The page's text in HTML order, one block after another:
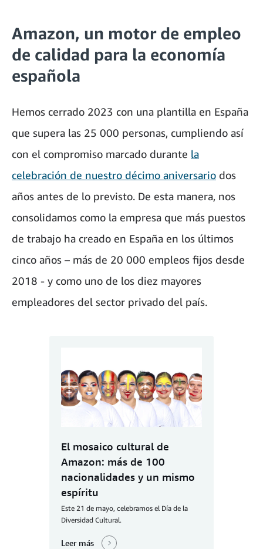
Amazon, un motor de empleo
de calidad para la economía
española
Hemos cerrado 2023 con una plantilla en España
que supera las 25 000 personas, cumpliendo así
con el compromiso marcado durante la
celebración de nuestro décimo aniversario dos
años antes de lo previsto. De esta manera, nos
consolidamos como la empresa que más puestos
de trabajo ha creado en España en los últimos
cinco años – más de 20 000 empleos fijos desde
2018 - y como uno de los diez mayores
empleadores del sector privado del país.
El mosaico cultural de
Amazon: más de 100
nacionalidades y un mismo
espíritu
Este 21 de mayo, celebramos el Día de la
Diversidad Cultural.
Leer más